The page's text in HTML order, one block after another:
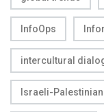
InfoOps
intercultural
Israeli-